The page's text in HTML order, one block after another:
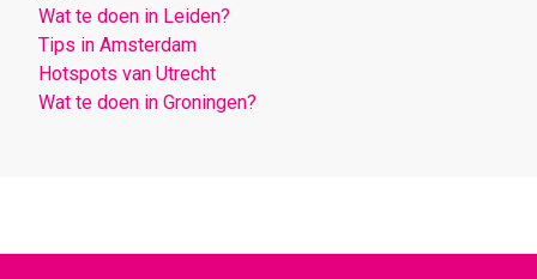
Wat te doen in Leiden?
Tips in Amsterdam
Hotspots van Utrecht
Wat te doen in Groningen?